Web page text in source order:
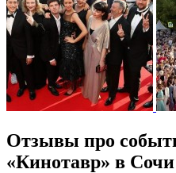
Отзывы про
«Кинотавр» в Сочи